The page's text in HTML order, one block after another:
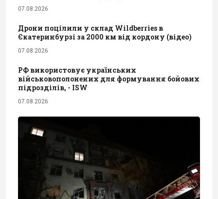
07.08.2026
Дрони поцілили у склад Wildberries в
Єкатеринбурзі за 2000 км від кордону (відео)
07.08.2026
РФ використовує українських
військовополонених для формування бойових
підрозділів, - ISW
07.08.2026